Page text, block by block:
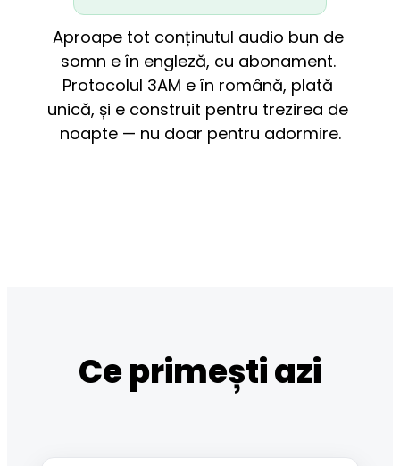
Aproape tot conținutul audio bun de
somn e în engleză, cu abonament.
Protocolul 3AM e în română, plată
unică, și e construit pentru trezirea de
noapte — nu doar pentru adormire.
Ce primești azi